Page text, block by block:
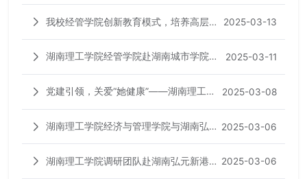
团队关于知识管理最新研究成果
精神学习教育部署会议
我校经管学院创新教育模式，培养高层次
人才的成果获《中国教育报》报道
2025-03-13
湖南理工学院经管学院赴湖南城市学院开
展本科教学工作学习调研
2025-03-11
党建引领，关爱“她健康”——湖南理工学
院经济与管理学院学生党支部组织学生参
与女性健康主题活动
2025-03-08
湖南理工学院经济与管理学院与湖南弘元
新港实业续签合作协议 共筑产教融合新
生态
2025-03-06
湖南理工学院调研团队赴湖南弘元新港实 2025-03-06